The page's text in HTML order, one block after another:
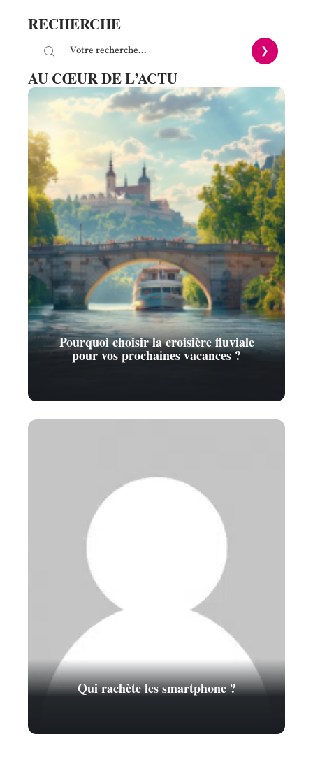
RECHERCHE
AU CŒUR DE L’ACTU
Pourquoi choisir la croisière fluviale
pour vos prochaines vacances ?
Qui rachète les smartphone ?